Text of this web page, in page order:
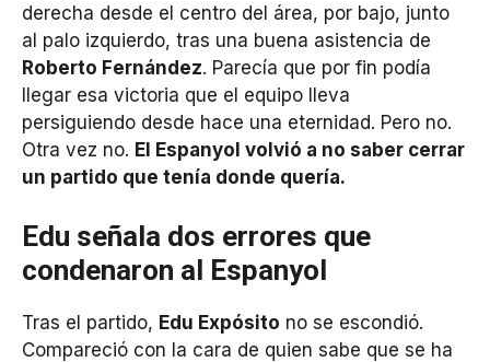
derecha desde el centro del área, por bajo, junto
al palo izquierdo, tras una buena asistencia de
Roberto Fernández. Parecía que por fin podía
llegar esa victoria que el equipo lleva
persiguiendo desde hace una eternidad. Pero no.
Otra vez no. El Espanyol volvió a no saber cerrar
un partido que tenía donde quería.
Edu señala dos errores que
condenaron al Espanyol
Tras el partido, Edu Expósito no se escondió.
Compareció con la cara de quien sabe que se ha